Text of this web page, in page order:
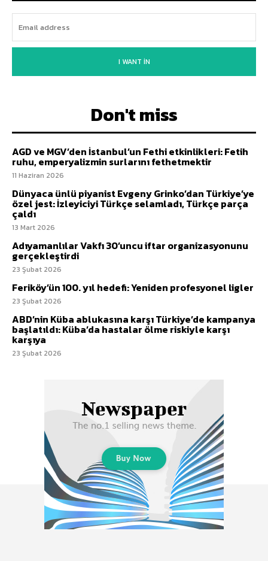
I WANT IN
Don't miss
AGD ve MGV’den İstanbul’un Fethi etkinlikleri: Fetih
ruhu, emperyalizmin surlarını fethetmektir
11 Haziran 2026
Dünyaca ünlü piyanist Evgeny Grinko’dan Türkiye’ye
özel jest: İzleyiciyi Türkçe selamladı, Türkçe parça
çaldı
13 Mart 2026
Adıyamanlılar Vakfı 30’uncu iftar organizasyonunu
gerçekleştirdi
23 Şubat 2026
Feriköy’ün 100. yıl hedefi: Yeniden profesyonel ligler
23 Şubat 2026
ABD’nin Küba ablukasına karşı Türkiye’de kampanya
başlatıldı: Küba’da hastalar ölme riskiyle karşı
karşıya
23 Şubat 2026